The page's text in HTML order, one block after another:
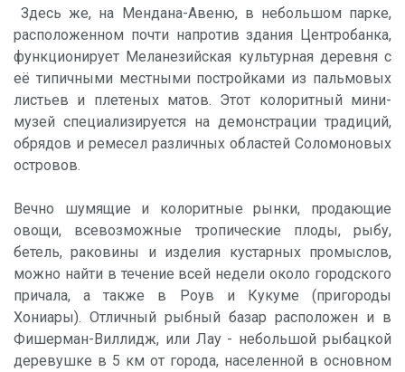
Здесь же, на Мендана-Авеню, в небольшом парке,
расположенном почти напротив здания Центробанка,
функционирует Меланезийская культурная деревня с
её типичными местными постройками из пальмовых
листьев и плетеных матов. Этот колоритный мини-
музей специализируется на демонстрации традиций,
обрядов и ремесел различных областей Соломоновых
островов.
Вечно шумящие и колоритные рынки, продающие
овощи, всевозможные тропические плоды, рыбу,
бетель, раковины и изделия кустарных промыслов,
можно найти в течение всей недели около городского
причала, а также в Роув и Кукуме (пригороды
Хониары). Отличный рыбный базар расположен и в
Фишерман-Виллидж, или Лау - небольшой рыбацкой
деревушке в 5 км от города, населенной в основном